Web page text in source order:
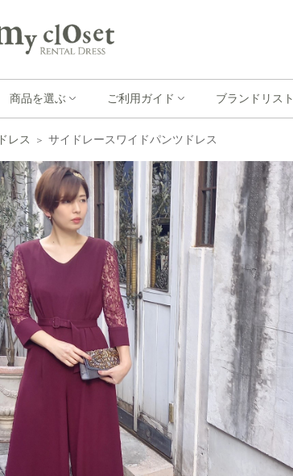
商品を選ぶ ご利用ガイド ブランドリスト
ドレス サイドレースワイドパンツドレス